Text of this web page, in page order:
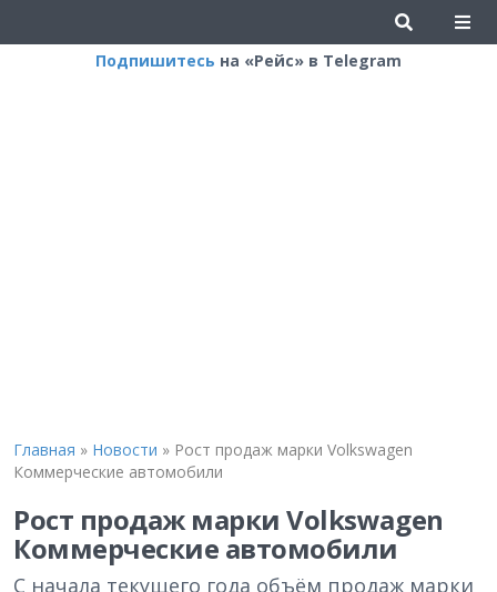
Подпишитесь на «Рейс» в Telegram
Главная » Новости » Рост продаж марки Volkswagen
Коммерческие автомобили
Рост продаж марки Volkswagen
Коммерческие автомобили
С начала текущего года объём продаж марки